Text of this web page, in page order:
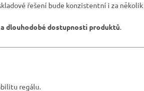
řešení bude konzistentní i za několik
dlouhodobé dostupnosti produktů.
regálu.